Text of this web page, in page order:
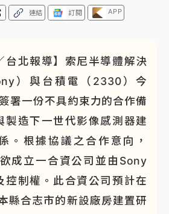
法人關注的四大重點
連結 訂閱 APP
台北報導】索尼半導體解決
）與台積電（2330）今
署一份不具約束力的合作備
製造下一世代影像感測器建
。根據協議之合作意向，
成立一合資公司並由Sony
控制權。此合資公司預計在
縣合志市的新設廠房建置研